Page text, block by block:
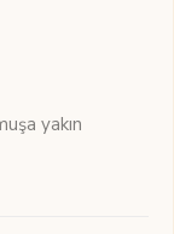
yakın